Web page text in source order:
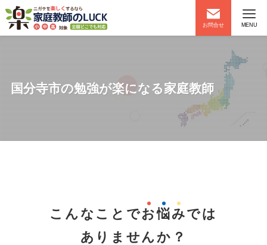
お問合せ MENU
国分寺市の勉強が楽になる家庭教師
こんなことでお悩みでは
ありませんか？